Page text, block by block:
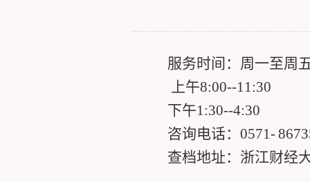
服务时间：周一至周
上午8:00--11:30
下午1:30--4:30
咨询电话： 0571-
查档地址：浙江财经